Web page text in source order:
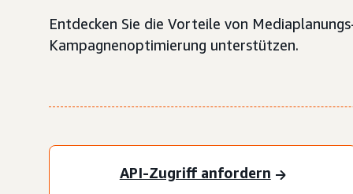
Entdecken Sie die Vorteile von
Kampagnenoptimierung unterstützen.
API-Zugriff anfordern